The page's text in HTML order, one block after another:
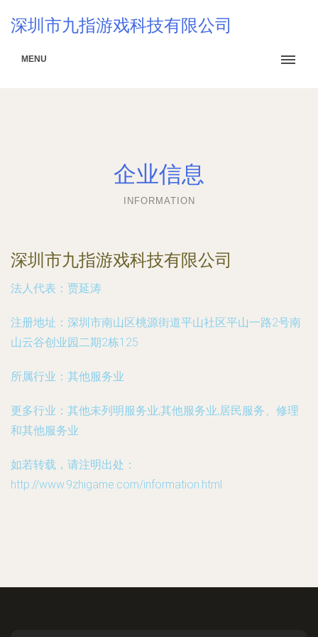
深圳市九指游戏科技有限公司
MENU
企业信息
INFORMATION
深圳市九指游戏科技有限公司
法人代表： 贾延涛
注册地址： 深圳市南山区桃源街道平山社区平山一路2号南
山云谷创业园二期2栋125
所属行业： 其他服务业
更多行业： 其他未列明服务业,其他服务业,居民服务、修理
和其他服务业
如若转载，请注明出处：
http://www.9zhigame.com/information.html